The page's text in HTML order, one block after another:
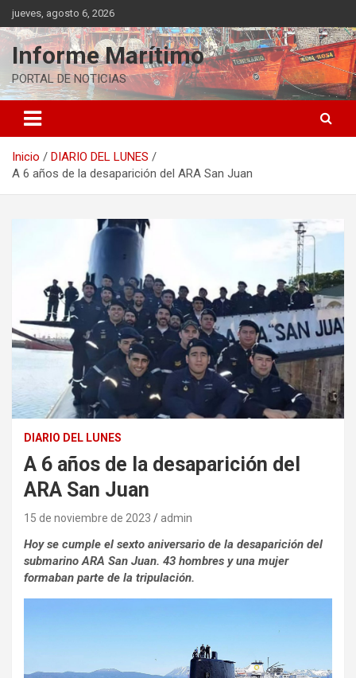
Saltar
al
contenido
jueves, agosto 6, 2026
Informe Marítimo
PORTAL DE NOTICIAS
Inicio
DIARIO DEL LUNES
A 6 años de la desaparición del ARA San Juan
DIARIO DEL LUNES
A 6 años de la desaparición del
ARA San Juan
15 de noviembre de 2023 admin
Hoy se cumple el sexto aniversario de la desaparición del
submarino ARA San Juan. 43 hombres y una mujer
formaban parte de la tripulación.